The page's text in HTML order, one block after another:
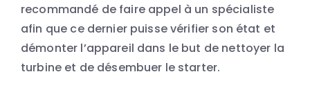
recommandé de faire appel à un spécialiste
afin que ce dernier puisse vérifier son état et
démonter l’appareil dans le but de nettoyer la
turbine et de désembuer le starter.